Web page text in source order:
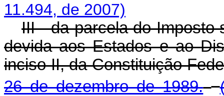
11.494, de 2007)
III - da parcela do Imposto
devida aos Estados e ao
inciso II, da Constituição
26 de dezembro de 1989.